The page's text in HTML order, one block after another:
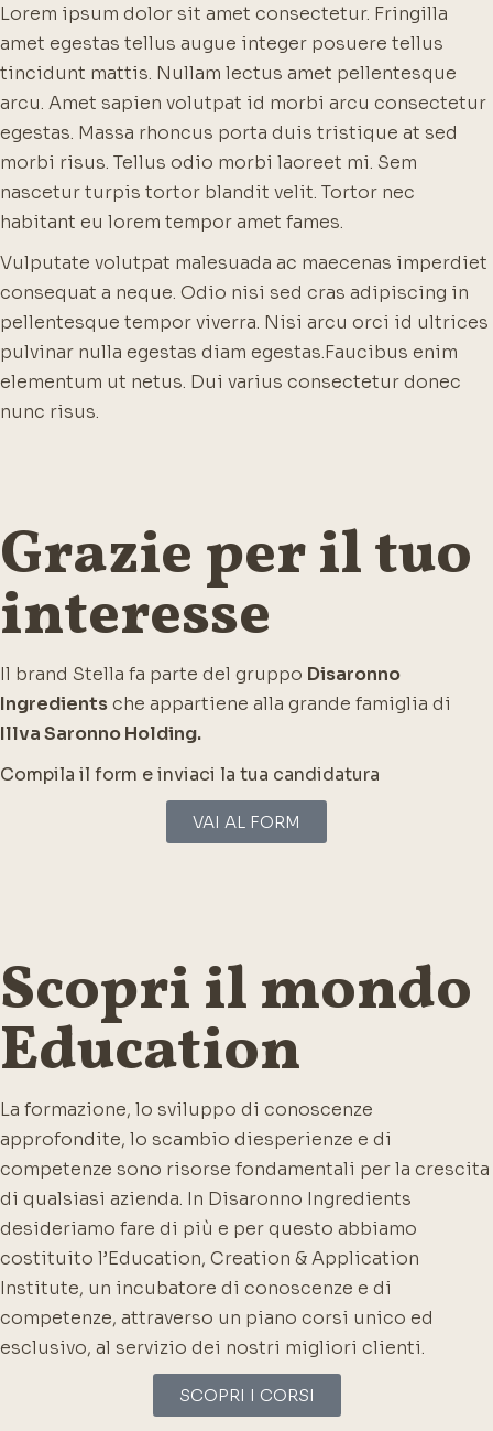
Lorem ipsum dolor sit amet consectetur. Fringilla
amet egestas tellus augue integer posuere tellus
tincidunt mattis. Nullam lectus amet pellentesque
arcu. Amet sapien volutpat id morbi arcu consectetur
egestas. Massa rhoncus porta duis tristique at sed
morbi risus. Tellus odio morbi laoreet mi. Sem
nascetur turpis tortor blandit velit. Tortor nec
habitant eu lorem tempor amet fames.
Vulputate volutpat malesuada ac maecenas imperdiet
consequat a neque. Odio nisi sed cras adipiscing in
pellentesque tempor viverra. Nisi arcu orci id ultrices
pulvinar nulla egestas diam egestas.Faucibus enim
elementum ut netus. Dui varius consectetur donec
nunc risus.
Grazie per il tuo
interesse
Il brand Stella fa parte del gruppo Disaronno
Ingredientsche appartiene alla grande famiglia di
Illva Saronno Holding.
Compila il form e inviaci la tua candidatura
VAI AL FORM
Scopri il mondo
Education
La formazione, lo sviluppo di conoscenze
approfondite, lo scambio diesperienze e di
competenze sono risorse fondamentali per la crescita
di qualsiasi azienda. In Disaronno Ingredients
desideriamo fare di più e per questo abbiamo
costituito l’Education, Creation & Application
Institute, un incubatore di conoscenze e di
competenze, attraverso un piano corsi unico ed
esclusivo, al servizio dei nostri migliori clienti.
SCOPRI I CORSI